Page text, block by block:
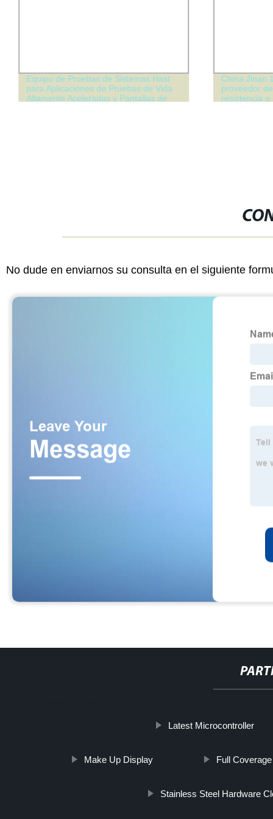
Equipo de Pruebas de Sistemas Hast
para Aplicaciones de Pruebas de Vida
Altamente Aceleradas y Pantallas de
China Jinan
proveedor
resistencia
No dude en enviarnos su consulta en el siguiente
Latest Microcontroller
Make Up Display Full
Stainless Steel Hardware